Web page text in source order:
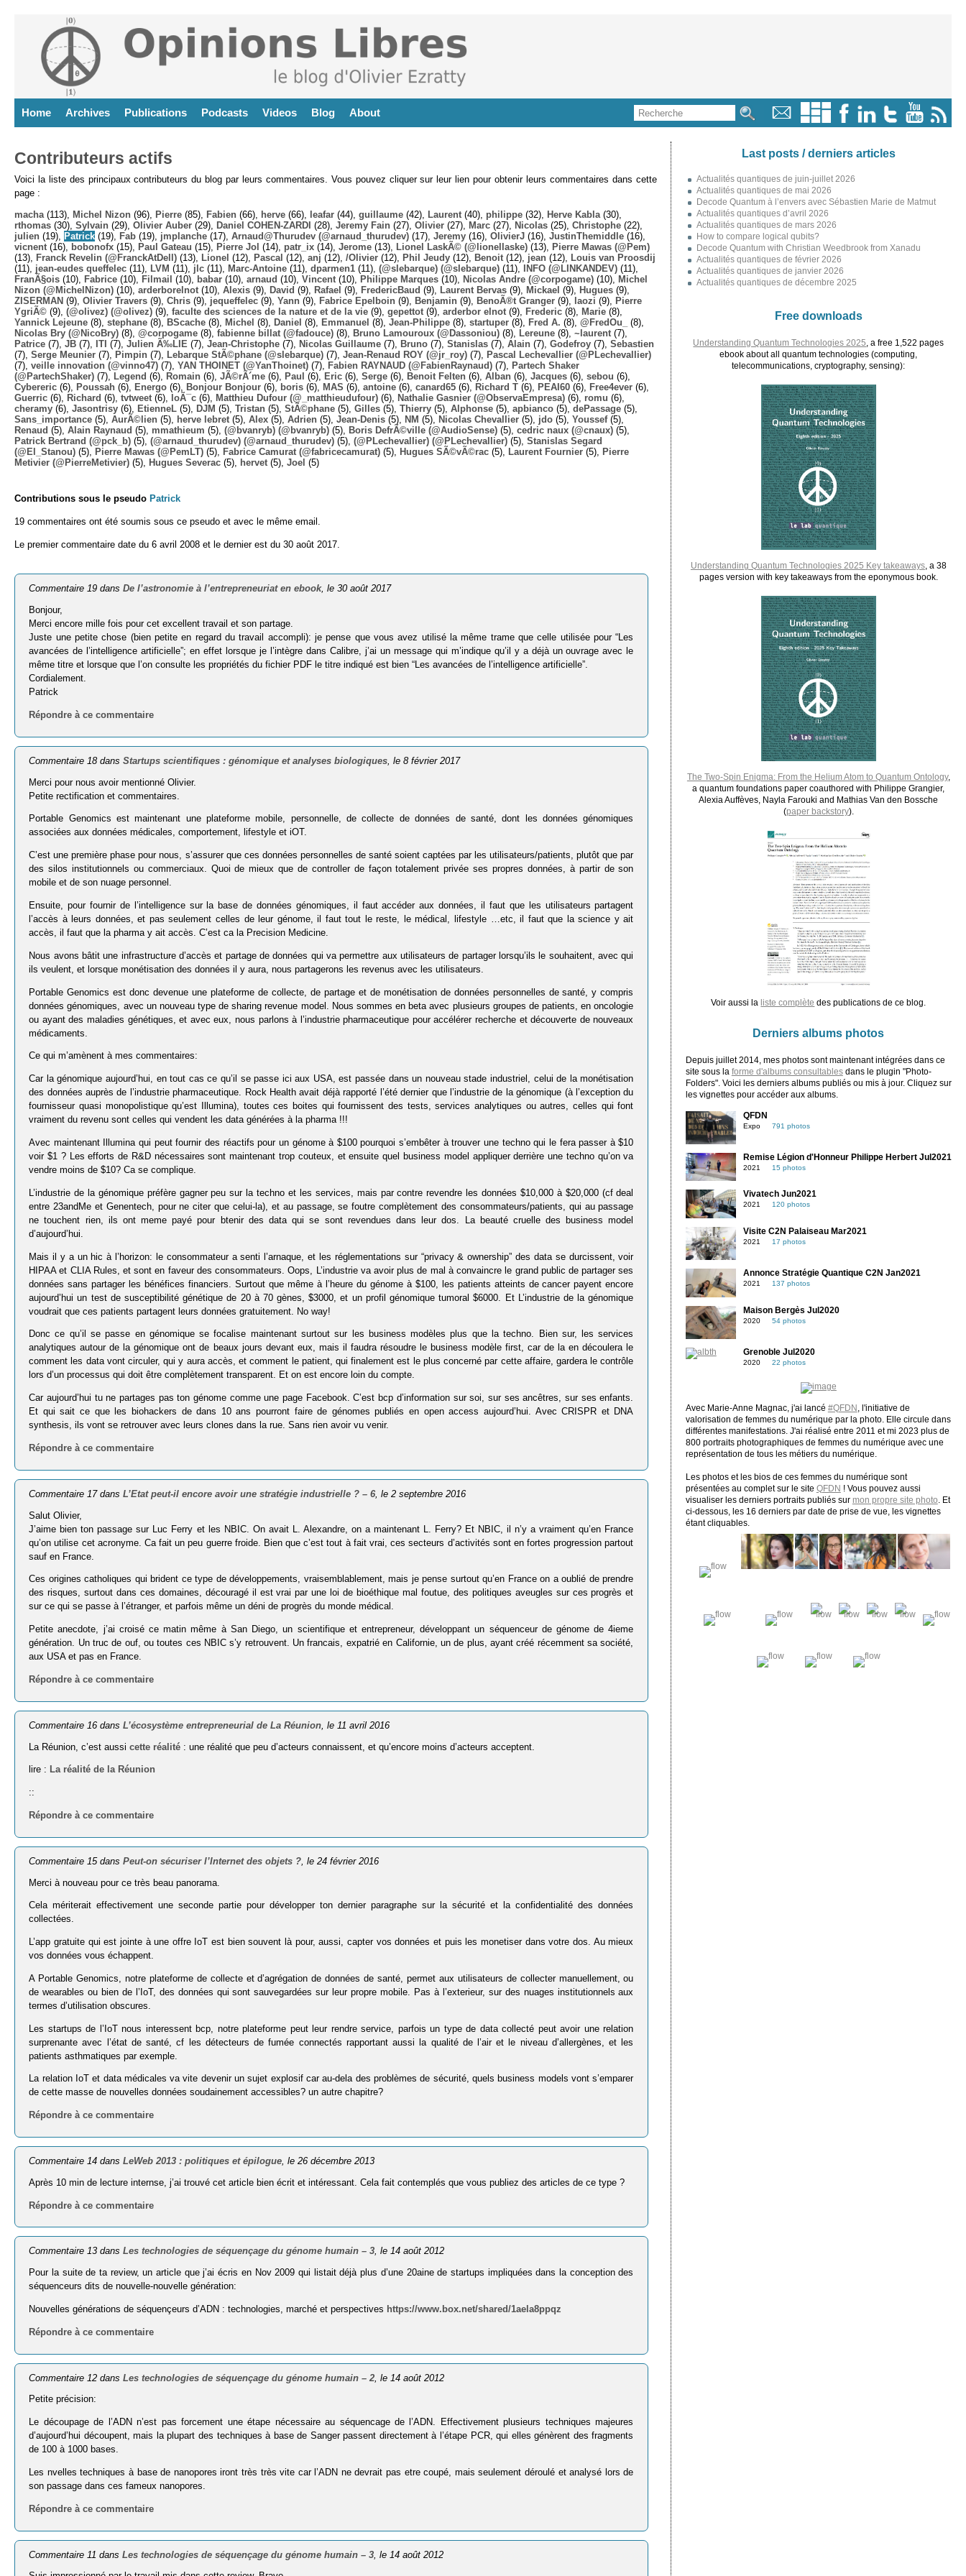
Home Archives Publications Podcasts Videos Blog About
Contributeurs actifs
Voici la liste des principaux contributeurs du blog par leurs commentaires. Vous pouvez cliquer sur leur lien pour obtenir leurs commentaires dans cette
page :
macha (113), Michel Nizon (96), Pierre (85), Fabien (66), herve (66), leafar (44), guillaume (42), Laurent (40), philippe (32), Herve Kabla (30),
rthomas (30), Sylvain (29), Olivier Auber (29), Daniel COHEN-ZARDI (28), Jeremy Fain (27), Olivier (27), Marc (27), Nicolas (25), Christophe (22),
julien (19), Patrick (19), Fab (19), jmplanche (17), Arnaud@Thurudev (@arnaud_thurudev) (17), Jeremy (16), OlivierJ (16), JustinThemiddle (16),
vicnent (16), bobonofx (15), Paul Gateau (15), Pierre Jol (14), patr_ix (14), Jerome (13), Lionel LaskÃ© (@lionellaske) (13),
Pierre Mawas (@Pem)
(13),
Franck Revelin (@FranckAtDell) (13), Lionel (12), Pascal (12), anj (12), /Olivier (12), Phil Jeudy (12), Benoit (12), jean (12),
Louis van Proosdij
(11), jean-eudes queffelec (11), LVM (11), jlc (11), Marc-Antoine (11), dparmen1 (11), (@slebarque) (@slebarque) (11), INFO (@LINKANDEV) (11),
FranÃ§ois (10), Fabrice (10), Filmail (10), babar (10), arnaud (10), Vincent (10), Philippe Marques (10), Nicolas Andre (@corpogame) (10),
Michel
Nizon (@MichelNizon) (10), arderborelnot (10), Alexis (9), David (9), Rafael (9), FredericBaud (9), Laurent Bervas (9), Mickael (9), Hugues (9),
ZISERMAN (9), Olivier Travers (9), Chris (9), jequeffelec (9), Yann (9), Fabrice Epelboin (9), Benjamin (9), BenoÃ®t Granger (9), laozi (9),
Pierre
YgriÃ© (9), (@olivez) (@olivez) (9), faculte des sciences de la nature et de la vie (9), gepettot (9), arderbor elnot (9), Frederic (8), Marie (8),
Yannick Lejeune (8), stephane (8), BScache (8), Michel (8), Daniel (8), Emmanuel (8), Jean-Philippe (8), startuper (8), Fred A. (8), @FredOu_
(8),
Nicolas Bry (@NicoBry) (8), @corpogame (8), fabienne billat (@fadouce) (8), Bruno Lamouroux (@Dassoniou) (8), Lereune (8), ~laurent (7),
Patrice (7), JB (7), ITI (7), Julien Ã‰LIE (7), Jean-Christophe (7), Nicolas Guillaume (7), Bruno (7), Stanislas (7), Alain (7), Godefroy (7), Sebastien
(7), Serge Meunier (7), Pimpin (7), Lebarque StÃ©phane (@slebarque) (7), Jean-Renaud ROY (@jr_roy) (7),
Pascal Lechevallier (@PLechevallier)
(7), veille innovation (@vinno47) (7), YAN THOINET (@YanThoinet) (7), Fabien RAYNAUD (@FabienRaynaud) (7),
Partech Shaker
(@PartechShaker) (7), Legend (6), Romain (6), JÃ©rÃ´me (6), Paul (6), Eric (6), Serge (6), Benoit Felten (6), Alban (6), Jacques (6), sebou (6),
Cybereric (6), Poussah (6), Energo (6), Bonjour Bonjour (6), boris (6), MAS (6), antoine (6), canard65 (6), Richard T (6), PEAI60 (6), Free4ever (6),
Guerric (6), Richard (6), tvtweet (6), loÃ¯c (6), Matthieu Dufour (@_matthieudufour) (6), Nathalie Gasnier (@ObservaEmpresa) (6), romu (6),
cheramy (6), Jasontrisy (6), EtienneL (5), DJM (5), Tristan (5), StÃ©phane (5), Gilles (5), Thierry (5), Alphonse (5), apbianco (5), dePassage (5),
Sans_importance (5), AurÃ©lien (5), herve lebret (5), Alex (5), Adrien (5), Jean-Denis (5), NM (5), Nicolas Chevallier (5), jdo (5), Youssef(5),
Renaud (5), Alain Raynaud (5), mmathieum (5), (@bvanryb) (@bvanryb) (5), Boris DefrÃ©ville (@AudioSense) (5), cedric naux (@cnaux) (5),
Patrick Bertrand (@pck_b) (5), (@arnaud_thurudev) (@arnaud_thurudev) (5), (@PLechevallier) (@PLechevallier) (5), Stanislas Segard
(@El_Stanou) (5), Pierre Mawas (@PemLT) (5), Fabrice Camurat (@fabricecamurat) (5), Hugues SÃ©vÃ©rac (5), Laurent Fournier (5),
Pierre
Metivier (@PierreMetivier) (5), Hugues Severac (5), hervet (5), Joel (5)
Contributions sous le pseudo Patrick
19 commentaires ont été soumis sous ce pseudo et avec le même email.
Le premier commentaire date du 6 avril 2008 et le dernier est du 30 août 2017.
Commentaire 19 dansDe l’astronomie à l’entrepreneuriat en ebook, le 30 août 2017
Bonjour,
Merci encore mille fois pour cet excellent travail et son partage.
Juste une petite chose (bien petite en regard du travail accompli): je pense que vous avez utilisé la même trame que celle utilisée pour “Les
avancées de l’intelligence artificielle”; en effet lorsque je l’intègre dans Calibre, j’ai un message qui m’indique qu’il y a déjà un ouvrage avec le
même titre et lorsque que l’on consulte les propriétés du fichier PDF le titre indiqué est bien “Les avancées de l’intelligence artificielle”.
Cordialement.
Patrick
Répondre à ce commentaire
Commentaire 18 dansStartups scientifiques : génomique et analyses biologiques , le 8 février 2017
Merci pour nous avoir mentionné Olivier.
Petite rectification et commentaires.
Portable Genomics est maintenant une plateforme mobile, personnelle, de collecte de données de santé, dont les données génomiques
associées aux données médicales, comportement, lifestyle et iOT.
C’est une première phase pour nous, s’assurer que ces données personnelles de santé soient captées par les utilisateurs/patients, plutôt que par
des silos institutionnels ou commerciaux. Quoi de mieux que de controller de façon totalement privée ses propres données, à partir de son
mobile et de son nuage personnel.
Ensuite, pour fournir de l’intelligence sur la base de données génomiques, il faut accéder aux données, il faut que les utilisateurs partagent
l’accès à leurs données, et pas seulement celles de leur génome, il faut tout le reste, le médical, lifestyle …etc, il faut que la science y ait
accès, il faut que la pharma y ait accès. C’est ca la Precision Medicine.
Nous avons bâtit une infrastructure d’accès et partage de données qui va permettre aux utilisateurs de partager lorsqu’ils le souhaitent, avec qui
ils veulent, et lorsque monétisation des données il y aura, nous partagerons les revenus avec les utilisateurs.
Portable Genomics est donc devenue une plateforme de collecte, de partage et de monétisation de données personnelles de santé, y compris
données génomiques, avec un nouveau type de sharing revenue model. Nous sommes en beta avec plusieurs groupes de patients, en oncologie
ou ayant des maladies génétiques, et avec eux, nous parlons à l’industrie pharmaceutique pour accélérer recherche et découverte de nouveaux
médicaments.
Ce qui m’amènent à mes commentaires:
Car la génomique aujourd’hui, en tout cas ce qu’il se passe ici aux USA, est passée dans un nouveau stade industriel, celui de la monétisation
des données auprès de l’industrie pharmaceutique. Rock Health avait déjà rapporté l’été dernier que l’industrie de la génomique (à l’exception du
fournisseur quasi monopolistique qu’est Illumina), toutes ces boites qui fournissent des tests, services analytiques ou autres, celles qui font
vraiment du revenu sont celles qui vendent les data générées à la pharma !!!
Avec maintenant Illumina qui peut fournir des réactifs pour un génome à $100 pourquoi s’embêter à trouver une techno qui le fera passer à $10
voir $1 ? Les efforts de R&D nécessaires sont maintenant trop couteux, et ensuite quel business model appliquer derrière une techno qu’on va
vendre moins de $10? Ca se complique.
L’industrie de la génomique préfère gagner peu sur la techno et les services, mais par contre revendre les données $10,000 à $20,000 (cf deal
entre 23andMe et Genentech, pour ne citer que celui-la), et au passage, se foutre complètement des consommateurs/patients, qui au passage
ne touchent rien, ils ont meme payé pour btenir des data qui se sont revendues dans leur dos. La beauté cruelle des business model
d’aujourd’hui.
Mais il y a un hic à l’horizon: le consommateur a senti l’arnaque, et les réglementations sur “privacy & ownership” des data se durcissent, voir
HIPAA et CLIA Rules, et sont en faveur des consommateurs. Oops, L’industrie va avoir plus de mal à convaincre le grand public de partager ses
données sans partager les bénéfices financiers. Surtout que même à l’heure du génome à $100, les patients atteints de cancer payent encore
aujourd’hui un test de susceptibilité génétique de 20 à 70 gènes, $3000, et un profil génomique tumoral $6000. Et L’industrie de la génomique
voudrait que ces patients partagent leurs données gratuitement. No way!
Donc ce qu’il se passe en génomique se focalise maintenant surtout sur les business modèles plus que la techno. Bien sur, les services
analytiques autour de la génomique ont de beaux jours devant eux, mais il faudra résoudre le business modèle first, car de la en découlera le
comment les data vont circuler, qui y aura accès, et comment le patient, qui finalement est le plus concerné par cette affaire, gardera le contrôle
lors d’un processus qui doit être complètement transparent. Et on est encore loin du compte.
Car aujourd’hui tu ne partages pas ton génome comme une page Facebook. C’est bcp d’information sur soi, sur ses ancêtres, sur ses enfants.
Et qui sait ce que les biohackers de dans 10 ans pourront faire de génomes publiés en open access aujourd’hui. Avec CRISPR et DNA
synthesis, ils vont se retrouver avec leurs clones dans la rue. Sans rien avoir vu venir.
Répondre à ce commentaire
Commentaire 17 dansL’Etat peut-il encore avoir une stratégie industrielle ? – 6 , le 2 septembre 2016
Salut Olivier,
J’aime bien ton passage sur Luc Ferry et les NBIC. On avait L. Alexandre, on a maintenant L. Ferry? Et NBIC, il n’y a vraiment qu’en France
qu’on utilise cet acronyme. Ca fait un peu guerre froide. Bien que c’est tout à fait vrai, ces secteurs d’activités sont en fortes progression partout
sauf en France.
Ces origines catholiques qui brident ce type de développements, vraisemblablement, mais je pense surtout qu’en France on a oublié de prendre
des risques, surtout dans ces domaines, découragé il est vrai par une loi de bioéthique mal foutue, des politiques aveugles sur ces progrès et
sur ce qui se passe à l’étranger, et parfois même un déni de progrès du monde médical.
Petite anecdote, j’ai croisé ce matin même à San Diego, un scientifique et entrepreneur, développant un séquenceur de génome de 4ieme
génération. Un truc de ouf, ou toutes ces NBIC s’y retrouvent. Un francais, expatrié en Californie, un de plus, ayant créé récemment sa société,
aux USA et pas en France.
Répondre à ce commentaire
Commentaire 16 dansL’écosystème entrepreneurial de La Réunion , le 11 avril 2016
La Réunion, c’est aussicette réalité : une réalité que peu d’acteurs connaissent, et qu’encore moins d’acteurs acceptent.
lire : La réalité de la Réunion
::
Répondre à ce commentaire
Commentaire 15 dansPeut-on sécuriser l’Internet des objets ? , le 24 février 2016
Merci à nouveau pour ce très beau panorama.
Cela mériterait effectivement une seconde partie pour développer ton dernier paragraphe sur la sécurité et la confidentialité des données
collectées.
L’app gratuite qui est jointe à une offre IoT est bien souvent là pour, aussi, capter vos données et puis les monetiser dans votre dos. Au mieux
vos données vous échappent.
A Portable Genomics, notre plateforme de collecte et d’agrégation de données de santé, permet aux utilisateurs de collecter manuellement, ou
de wearables ou bien de l’IoT, des données qui sont sauvegardées sur leur propre mobile. Pas à l’exterieur, sur des nuages institutionnels aux
termes d’utilisation obscures.
Les startups de l’IoT nous interessent bcp, notre plateforme peut leur rendre service, parfois un type de data collecté peut avoir une relation
surprenante avec l’état de santé, cf les détecteurs de fumée connectés rapportant aussi la qualité de l’air et le niveau d’allergènes, et les
patients asthmatiques par exemple.
La relation IoT et data médicales va vite devenir un sujet explosif car au-dela des problèmes de sécurité, quels business models vont s’emparer
de cette masse de nouvelles données soudainement accessibles? un autre chapitre?
Répondre à ce commentaire
Commentaire 14 dansLeWeb 2013 : politiques et épilogue, le 26 décembre 2013
Après 10 min de lecture internse, j’ai trouvé cet article bien écrit et intéressant. Cela fait contemplés que vous publiez des articles de ce type ?
Répondre à ce commentaire
Commentaire 13 dansLes technologies de séquençage du génome humain – 3, le 14 août 2012
Pour la suite de ta review, un article que j’ai écris en Nov 2009 qui listait déjà plus d’une 20aine de startups impliquées dans la conception des
séquenceurs dits de nouvelle-nouvelle génération:
Nouvelles générations de séquençeurs d’ADN : technologies, marché et perspectives https://www.box.net/shared/1aela8ppqz
Répondre à ce commentaire
Commentaire 12 dansLes technologies de séquençage du génome humain – 2 , le 14 août 2012
Petite précision:
Le découpage de l’ADN n’est pas forcement une étape nécessaire au séquencage de l’ADN. Effectivement plusieurs techniques majeures
d’aujourd’hui découpent, mais la plupart des techniques à base de Sanger passent directement à l’étape PCR, qui elles génèrent des fragments
de 100 à 1000 bases.
Les nvelles techniques à base de nanopores iront très très vite car l’ADN ne devrait pas etre coupé, mais seulement déroulé et analysé lors de
son passage dans ces fameux nanopores.
Répondre à ce commentaire
Commentaire 11 dansLes technologies de séquençage du génome humain – 3 , le 14 août 2012
Last posts / derniers articles
Actualités quantiques de juin-juillet 2026
Actualités quantiques de mai 2026
Decode Quantum à l’envers avec Sébastien Marie de Matmut
Actualités quantiques d’avril 2026
Actualités quantiques de mars 2026
How to compare logical qubits?
Decode Quantum with Christian Weedbrook from Xanadu
Actualités quantiques de février 2026
Actualités quantiques de janvier 2026
Actualités quantiques de décembre 2025
Free downloads
Understanding Quantum Technologies 2025 , a free 1,522 pages
ebook about all quantum technologies (computing,
telecommunications, cryptography, sensing):
Understanding Quantum Technologies 2025 Key takeaways, a 38
pages version with key takeaways from the eponymous book.
The Two-Spin Enigma: From the Helium Atom to Quantum Ontology,
a quantum foundations paper coauthored with Philippe Grangier,
Alexia Auffèves, Nayla Farouki and Mathias Van den Bossche
(paper backstory).
Voir aussi la liste complète des publications de ce blog.
Derniers albums photos
Depuis juillet 2014, mes photos sont maintenant intégrées dans ce
site sous la forme d'albums consultablesdans le plugin "Photo-
Folders". Voici les derniers albums publiés ou mis à jour. Cliquez sur
les vignettes pour accéder aux albums.
QFDN
Expo 791 photos
Remise Légion d'Honneur Philippe Herbert Jul2021
2021 15 photos
Vivatech Jun2021
2021 120 photos
Visite C2N Palaiseau Mar2021
2021 17 photos
Annonce Stratégie Quantique C2N Jan2021
2021 137 photos
Maison Bergès Jul2020
2020 54 photos
Grenoble Jul2020
2020 22 photos
Avec Marie-Anne Magnac, j'ai lancé #QFDN , l'initiative de
valorisation de femmes du numérique par la photo. Elle circule dans
différentes manifestations. J'ai réalisé entre 2011 et mi 2023 plus de
800 portraits photographiques de femmes du numérique avec une
représentation de tous les métiers du numérique.
Les photos et les bios de ces femmes du numérique sont
présentées au complet sur le site QFDN ! Vous pouvez aussi
visualiser les derniers portraits publiés sur mon propre site photo. Et
ci-dessous, les 16 derniers par date de prise de vue, les vignettes
étant cliquables.